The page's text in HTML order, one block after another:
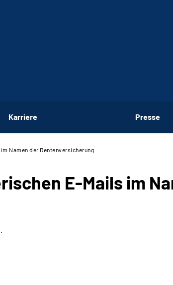
Karriere Presse
Namen der Rentenversicherung
E-Mails im